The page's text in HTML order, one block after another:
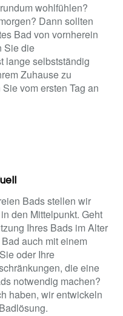
wohlfühlen?
Dann sollten
Bad von vornherein
Sie die
lange selbstständig
Zuhause zu
vom ersten Tag an
Bads stellen wir
den Mittelpunkt. Geht
Ihres Bads im Alter
auch mit einem
oder Ihre
die eine
notwendig machen?
haben, wir entwickeln